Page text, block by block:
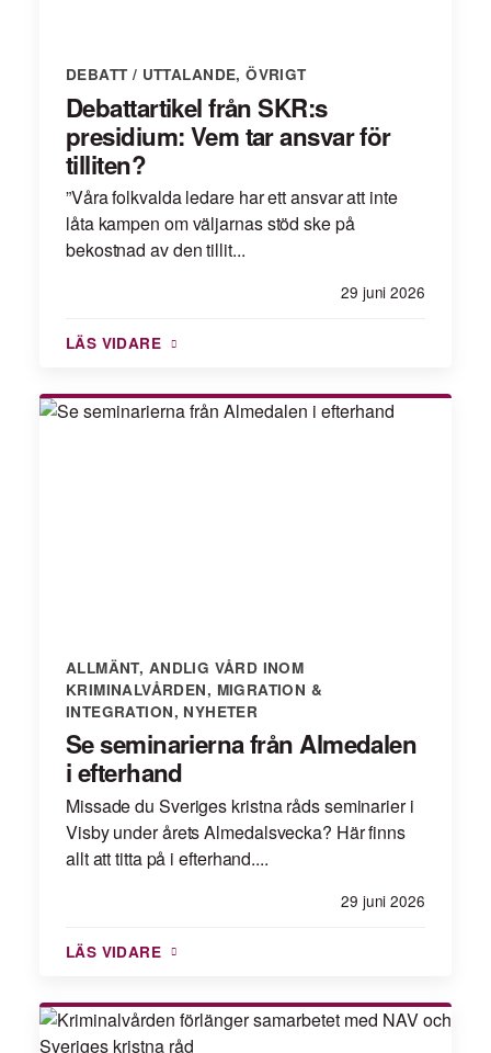
DEBATT / UTTALANDE,ÖVRIGT
Debattartikel från SKR:s
presidium: Vem tar ansvar för
tilliten?
29 juni 2026
”Våra folkvalda ledare har ett ansvar att inte
låta kampen om väljarnas stöd ske på
bekostnad av den tillit...
LÄS VIDARE
ALLMÄNT, ANDLIG VÅRD INOM
KRIMINALVÅRDEN, MIGRATION &
INTEGRATION, NYHETER
Se seminarierna från Almedalen
i efterhand
29 juni 2026
Missade du Sveriges kristna råds seminarier i
Visby under årets Almedalsvecka? Här finns
allt att titta på i efterhand....
LÄS VIDARE